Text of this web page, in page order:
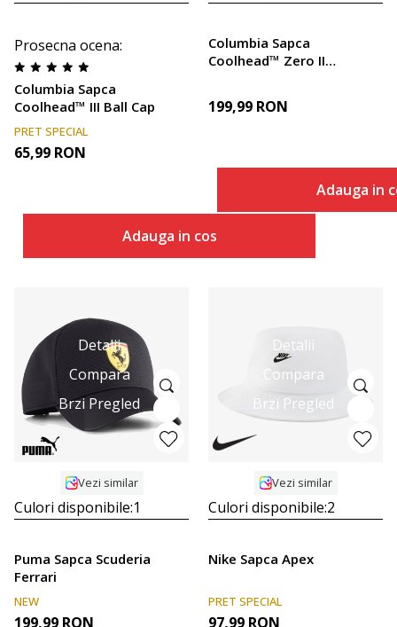
Prosecna ocena:
Columbia Sapca
Coolhead™ III Ball Cap
PRET SPECIAL
65,99 RON
Adauga in cos
Columbia Sapca
Coolhead™ Zero II
199,99 RON
Adauga in
Detalii
Compara
Brzi Pregled
Vezi similar
Culori disponibile:1
Puma Sapca Scuderia
Ferrari
NEW
199,99 RON
Detalii
Compara
Brzi Pregled
Vezi similar
Culori disponibile:2
Nike Sapca Apex
PRET SPECIAL
97,99 RON